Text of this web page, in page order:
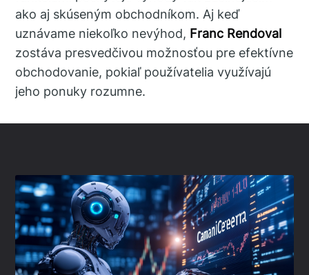
ako aj skúseným obchodníkom. Aj keď
uznávame niekoľko nevýhod, Franc Rendoval
zostáva presvedčivou možnosťou pre efektívne
obchodovanie, pokiaľ používatelia využívajú
jeho ponuky rozumne.